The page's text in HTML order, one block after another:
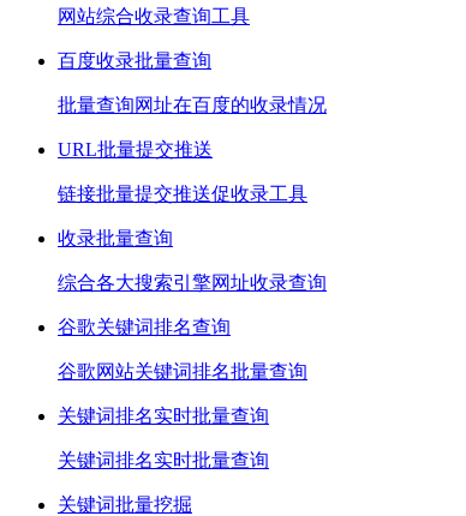
网站综合收录查询工具
百度收录批量查询
批量查询网址在百度的收录情况
URL批量提交推送
链接批量提交推送促收录工具
收录批量查询
综合各大搜索引擎网址收录查询
谷歌关键词排名查询
谷歌网站关键词排名批量查询
关键词排名实时批量查询
关键词排名实时批量查询
关键词批量挖掘